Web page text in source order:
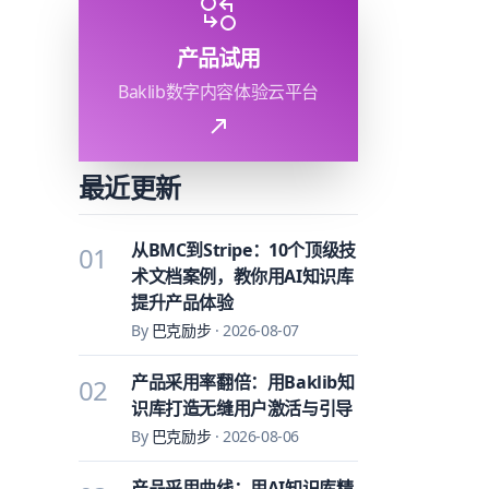
产品试用
Baklib数字内容体验云平台
最近更新
01
从BMC到Stripe：10个顶级技
术文档案例，教你用AI知识库
提升产品体验
By 巴克励步·2026-08-07
02
产品采用率翻倍：用Baklib知
识库打造无缝用户激活与引导
By 巴克励步·2026-08-06